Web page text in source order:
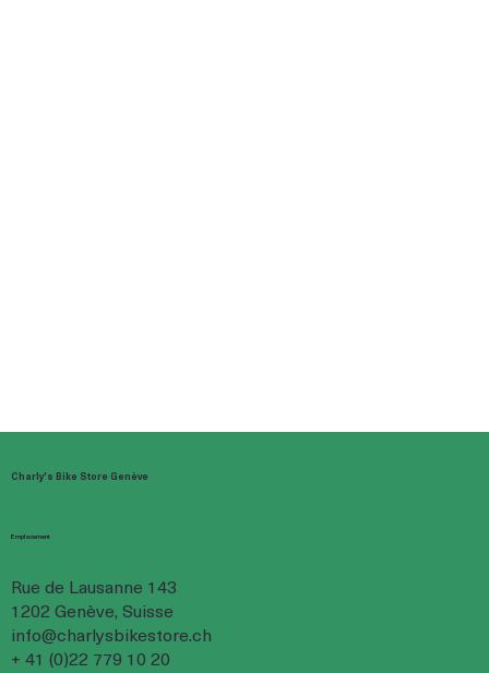
Charly's Bike Store Genève
Emplacement
Rue de Lausanne 143
1202 Genève, Suisse
info@charlysbikestore.ch
+ 41 (0)22 779 10 20